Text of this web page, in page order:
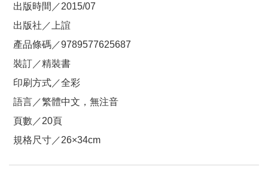
出版時間／2015/07
出版社／上誼
產品條碼／9789577625687
裝訂／精裝書
印刷方式／全彩
語言／繁體中文，無注音
頁數／20頁
規格尺寸／26×34cm